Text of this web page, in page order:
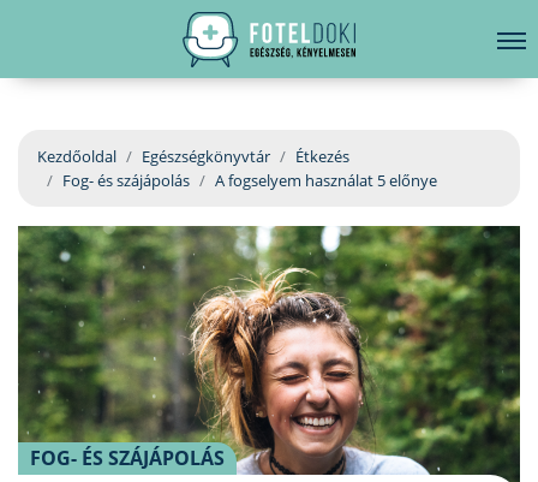
EGÉSZSÉGKÖNYVTÁR
BETEGSÉGKALAUZ
ÜGYELETKERESŐ
ORVOS VÁLASZOL
ORVOSKERESŐ
hirdetés
Kezdőoldal Egészségkönyvtár
Étkezés
Fog- és szájápolás
A fogselyem használat 5 előnye
FOG- ÉS SZÁJÁPOLÁS